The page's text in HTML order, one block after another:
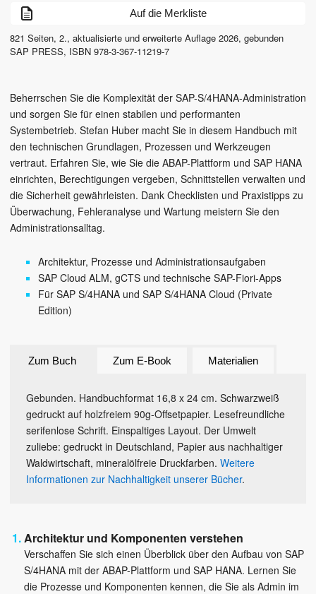
Auf die Merkliste
821 Seiten, 2., aktualisierte und erweiterte Auflage 2026, gebunden
SAP PRESS, ISBN 978-3-367-11219-7
Beherrschen Sie die Komplexität der SAP-S/4HANA-Administration
und sorgen Sie für einen stabilen und performanten
Systembetrieb. Stefan Huber macht Sie in diesem Handbuch mit
den technischen Grundlagen, Prozessen und Werkzeugen
vertraut. Erfahren Sie, wie Sie die ABAP-Plattform und SAP HANA
einrichten, Berechtigungen vergeben, Schnittstellen verwalten und
die Sicherheit gewährleisten. Dank Checklisten und Praxistipps zu
Überwachung, Fehleranalyse und Wartung meistern Sie den
Administrationsalltag.
Architektur, Prozesse und Administrationsaufgaben
SAP Cloud ALM, gCTS und technische SAP-Fiori-Apps
Für SAP S/4HANA und SAP S/4HANA Cloud (Private
Edition)
Zum Buch Zum E-Book Materialien
Gebunden. Handbuchformat 16,8 x 24 cm. Schwarzweiß
gedruckt auf holzfreiem 90g-Offsetpapier. Lesefreundliche
serifenlose Schrift. Einspaltiges Layout. Der Umwelt
zuliebe: gedruckt in Deutschland, Papier aus nachhaltiger
Waldwirtschaft, mineralölfreie Druckfarben. Weitere
Informationen zur Nachhaltigkeit unserer Bücher.
Architektur und Komponenten verstehen
Verschaffen Sie sich einen Überblick über den Aufbau von SAP
S/4HANA mit der ABAP-Plattform und SAP HANA. Lernen Sie
die Prozesse und Komponenten kennen, die Sie als Admin im